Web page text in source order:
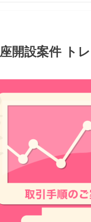
開設案件 ト